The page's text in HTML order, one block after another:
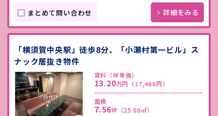
まとめて問い合わせ 詳細をみる
「横須賀中央駅」徒歩8分、「小瀬村第一ビル」ス
ナック居抜き物件
賃料（坪単価）
13.20万円 （17,460円）
面積
7.56坪 （25.00㎡）